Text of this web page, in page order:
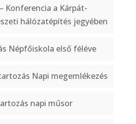
Konferencia a Kárpát-
hálózatépítés jegyében
Népfőiskola első féléve
Napi megemlékezés
napi műsor